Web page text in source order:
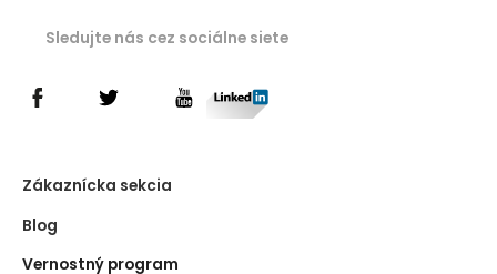
Sledujte nás cez sociálne siete
Zákaznícka sekcia
Blog
Vernostný program